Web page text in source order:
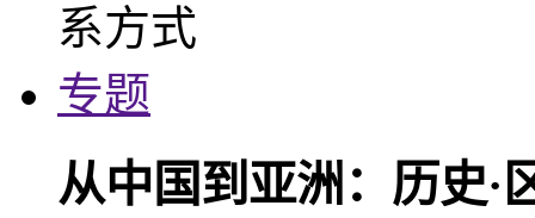
专题
从中国到亚洲：历史·